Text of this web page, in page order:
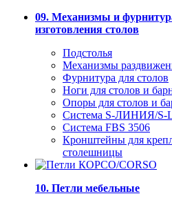
09. Механизмы и
изготовления столов
Подстолья
Механизмы
Фурнитура для столов
Ноги для столов и
Опоры для столов и
Система S-ЛИНИЯ/S-
Система FBS 3506
Кронштейны для
столешницы
10. Петли мебельные